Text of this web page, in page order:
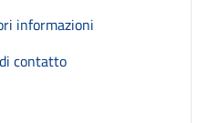
informazioni
contatto